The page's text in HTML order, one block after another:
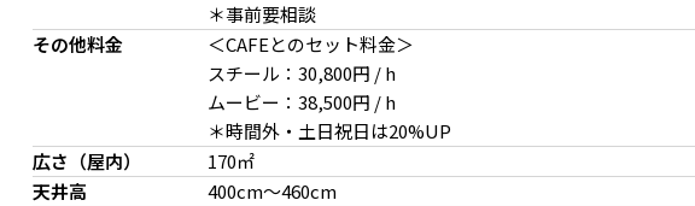
＊事前要相談
その他料金
＜CAFEとのセット料金＞
スチール：30,800円 / h
ムービー：38,500円 / h
＊時間外・土日祝日は20%UP
広さ（屋内）
170㎡
天井高
400cm～460cm